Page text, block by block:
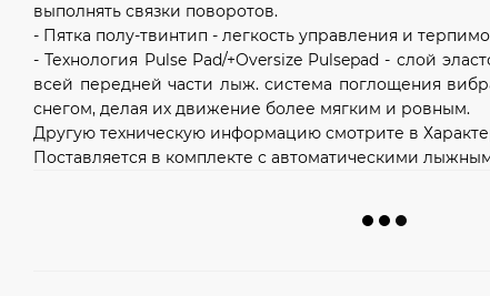
выполнять связки поворотов.
- Пятка полу-твинтип - легкость управления и
- Технология Pulse Pad/+Oversize Pulsepad - слой
всей передней части лыж. система поглощения
снегом, делая их движение более мягким и ровным.
Другую техническую информацию смотрите в
Поставляется в комплекте с автоматическими